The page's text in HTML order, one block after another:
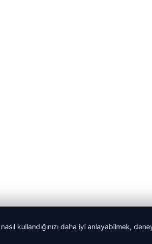
kullandığınızı daha iyi anlayabilmek,